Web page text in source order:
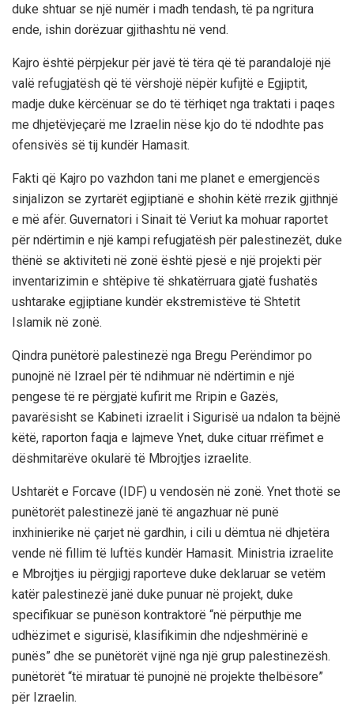
duke shtuar se një numër i madh tendash, të pa ngritura
ende, ishin dorëzuar gjithashtu në vend.
Kajro është përpjekur për javë të tëra që të parandalojë një
valë refugjatësh që të vërshojë nëpër kufijtë e Egjiptit,
madje duke kërcënuar se do të tërhiqet nga traktati i paqes
me dhjetëvjeçarë me Izraelin nëse kjo do të ndodhte pas
ofensivës së tij kundër Hamasit.
Fakti që Kajro po vazhdon tani me planet e emergjencës
sinjalizon se zyrtarët egjiptianë e shohin këtë rrezik gjithnjë
e më afër. Guvernatori i Sinait të Veriut ka mohuar raportet
për ndërtimin e një kampi refugjatësh për palestinezët, duke
thënë se aktiviteti në zonë është pjesë e një projekti për
inventarizimin e shtëpive të shkatërruara gjatë fushatës
ushtarake egjiptiane kundër ekstremistëve të Shtetit
Islamik në zonë.
Qindra punëtorë palestinezë nga Bregu Perëndimor po
punojnë në Izrael për të ndihmuar në ndërtimin e një
pengese të re përgjatë kufirit me Rripin e Gazës,
pavarësisht se Kabineti izraelit i Sigurisë ua ndalon ta bëjnë
këtë, raporton faqja e lajmeve Ynet, duke cituar rrëfimet e
dëshmitarëve okularë të Mbrojtjes izraelite.
Ushtarët e Forcave (IDF) u vendosën në zonë. Ynet thotë se
punëtorët palestinezë janë të angazhuar në punë
inxhinierike në çarjet në gardhin, i cili u dëmtua në dhjetëra
vende në fillim të luftës kundër Hamasit. Ministria izraelite
e Mbrojtjes iu përgjigj raporteve duke deklaruar se vetëm
katër palestinezë janë duke punuar në projekt, duke
specifikuar se punëson kontraktorë “në përputhje me
udhëzimet e sigurisë, klasifikimin dhe ndjeshmërinë e
punës” dhe se punëtorët vijnë nga një grup palestinezësh.
punëtorët “të miratuar të punojnë në projekte thelbësore”
për Izraelin.